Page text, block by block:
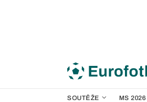
SOUTĚŽE MS 2026